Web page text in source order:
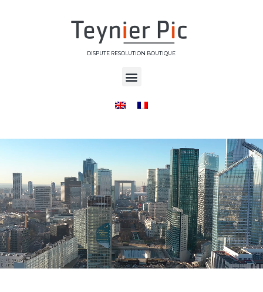
DISPUTE RESOLUTION BOUTIQUE